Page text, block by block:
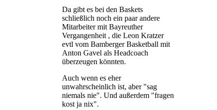
Da gibt es bei den Baskets
schließlich noch ein paar andere
Mitarbeiter mit Bayreuther
Vergangenheit , die Leon Kratzer
evtl vom Bamberger Basketball mit
Anton Gavel als Headcoach
überzeugen könnten.
Auch wenn es eher
unwahrscheinlich ist, aber "sag
niemals nie". Und außerdem "fragen
kost ja nix".